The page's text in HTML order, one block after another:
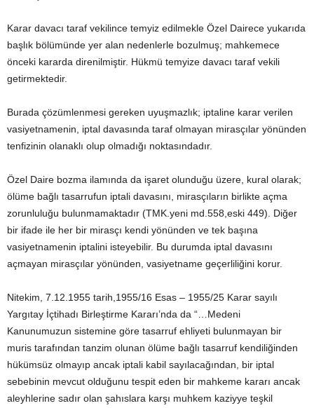
Karar davacı taraf vekilince temyiz edilmekle Özel Dairece yukarıda
başlık bölümünde yer alan nedenlerle bozulmuş; mahkemece
önceki kararda direnilmiştir. Hükmü temyize davacı taraf vekili
getirmektedir.
Burada çözümlenmesi gereken uyuşmazlık; iptaline karar verilen
vasiyetnamenin, iptal davasında taraf olmayan mirasçılar yönünden
tenfizinin olanaklı olup olmadığı noktasındadır.
Özel Daire bozma ilamında da işaret olunduğu üzere, kural olarak;
ölüme bağlı tasarrufun iptali davasını, mirasçıların birlikte açma
zorunluluğu bulunmamaktadır (TMK.yeni md.558,eski 449). Diğer
bir ifade ile her bir mirasçı kendi yönünden ve tek başına
vasiyetnamenin iptalini isteyebilir. Bu durumda iptal davasını
açmayan mirasçılar yönünden, vasiyetname geçerliliğini korur.
Nitekim, 7.12.1955 tarih,1955/16 Esas – 1955/25 Karar sayılı
Yargıtay İçtihadı Birleştirme Kararı’nda da “…Medeni
Kanunumuzun sistemine göre tasarruf ehliyeti bulunmayan bir
muris tarafından tanzim olunan ölüme bağlı tasarruf kendiliğinden
hükümsüz olmayıp ancak iptali kabil sayılacağından, bir iptal
sebebinin mevcut olduğunu tespit eden bir mahkeme kararı ancak
aleyhlerine sadır olan şahıslara karşı muhkem kaziyye teşkil